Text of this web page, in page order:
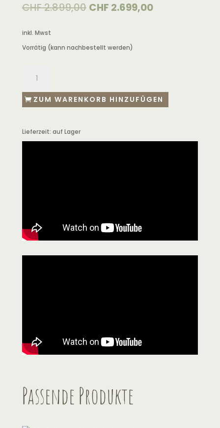
CHF2.899,00 CHF 2.699,00
inkl. Mwst
Vorrätig (kann nachbestellt werden)
ZUM WARENKORB HINZUFÜGEN
Lieferzeit: auf Lager
Passende Produkte